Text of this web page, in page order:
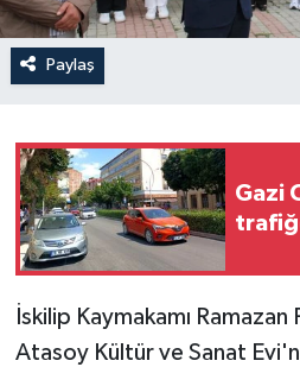
Paylaş
Gazi
İskilip Kaymakamı
Atasoy Kültür ve Sanat